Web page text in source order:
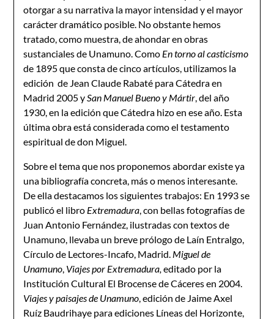
otorgar a su narrativa la mayor intensidad y el mayor
carácter dramático posible. No obstante hemos
tratado, como muestra, de ahondar en obras
sustanciales de Unamuno. Como En torno al casticismo
de 1895 que consta de cinco artículos, utilizamos la
edición de Jean Claude Rabaté para Cátedra en
Madrid 2005 ySan Manuel Bueno y Mártir, del año
1930, en la edición que Cátedra hizo en ese año. Esta
última obra está considerada como el testamento
espiritual de don Miguel.
Sobre el tema que nos proponemos abordar existe ya
una bibliografía concreta, más o menos interesante.
De ella destacamos los siguientes trabajos: En 1993 se
publicó el libro Extremadura, con bellas fotografías de
Juan Antonio Fernández, ilustradas con textos de
Unamuno, llevaba un breve prólogo de Laín Entralgo,
Círculo de Lectores-Incafo, Madrid. Miguel de
Unamuno, Viajes por Extremadura,editado por la
Institución Cultural El Brocense de Cáceres en 2004.
Viajes y paisajes de Unamuno, edición de Jaime Axel
Ruíz Baudrihaye para ediciones Líneas del Horizonte,